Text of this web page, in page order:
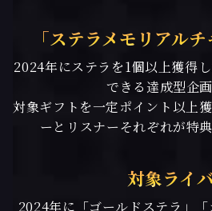
「ステラメモリアル
2024年にステラを1個以上獲得
できる達成型企画
対象ギフトを一定ポイント以上
ーとリスナーそれぞれが特
対象ライ
2024年に「ゴールドステラ」